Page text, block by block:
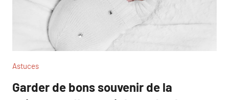
Astuces
Garder de bons souvenir de la